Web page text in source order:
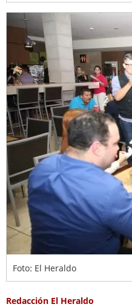
Foto: El Heraldo
Redacción El Heraldo